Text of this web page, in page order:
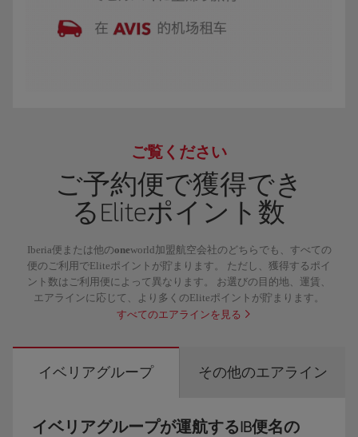
ご覧ください
ご予約便で獲得でき
るEliteポイント数
Iberia便または他のoneworld加盟航空会社のどちらでも、すべての
便のご利用でEliteポイントが貯まります。 ただし、獲得するポイ
ント数はご利用便によって異なります。 お選びの目的地、運賃、
エアラインに応じて、より多くのEliteポイントが貯まります。
すべてのエアラインを見る
イベリアグループ その他のエアライン
イベリアグループが運航するIB便名の